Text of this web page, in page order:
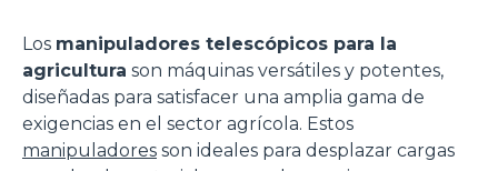
Los manipuladores telescópicos para la
agricultura son máquinas versátiles y potentes,
diseñadas para satisfacer una amplia gama de
exigencias en el sector agrícola. Estos
manipuladores son ideales para desplazar cargas